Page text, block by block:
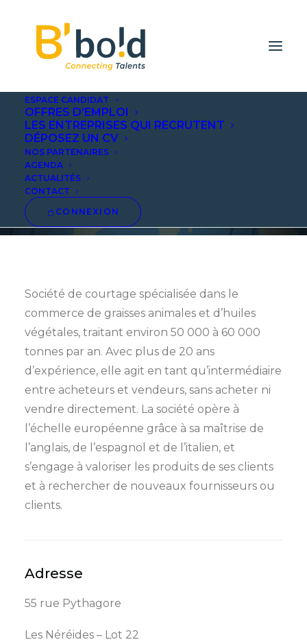
ESPACE CANDIDAT
OFFRES D’EMPLOI
LES ENTREPRISES QUI RECRUTENT
DÉPOSEZ UN CV
NOS PARTENAIRES
AGENDA
ACTUALITÉS
CONTACT
CONNEXION
ANIMAL & VEGETABLE
FATS BROKER
Société de courtage spécialisée dans le
commerce de graisses animales et d’huiles
végétales, traitant environ 50 000 à 60 000
tonnes par an. Avec plus de 20 ans
d’expérience, elle agit en tant qu’intermédiaire
entre acheteurs et vendeurs, sans acheter ni
vendre directement. La société opère à
l’échelle européenne grâce à sa maîtrise de
l’anglais, de l’espagnol et de l’italien, et
s’engage à valoriser les produits de ses clients
et à rechercher de nouveaux fournisseurs ou
clients.
Adresse
55 rue Pythagore
Les Néréides – Lot 22